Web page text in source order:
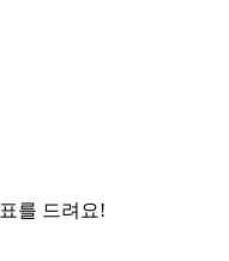
표를 드려요!